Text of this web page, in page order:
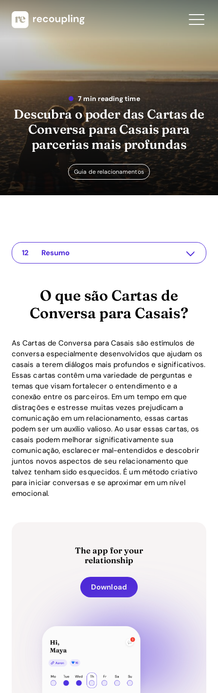
7 min reading time
Descubra o poder das Cartas de
Conversa para Casais para
parcerias mais profundas
Guia de relacionamentos
O que são Cartas de Conversa para Casais?
The app for your relationship
Como funcionam as Cartas de Conversa na prática?
Vantagens das Cartas de Conversa para Casais
Como o Recoupling integra as Cartas de Conversa para Casais em seu aplicativo?
Vantagens de ROI da utilização de cartas de conversa no relacionamento
Dicas práticas para usar as Cartas de Conversa para Casais
FAQs sobre Cartas de Conversa para Casais
Por que as conversas entre casais são importantes?
Essas cartas podem também resolver conflitos?
Com que frequência devem ser usadas as cartas?
Resumo
O que são Cartas de
Conversa para Casais?
As Cartas de Conversa para Casais são estímulos de
conversa especialmente desenvolvidos que ajudam os
casais a terem diálogos mais profundos e significativos.
Essas cartas contêm uma variedade de perguntas e
temas que visam fortalecer o entendimento e a
conexão entre os parceiros. Em um tempo em que
distrações e estresse muitas vezes prejudicam a
comunicação em um relacionamento, essas cartas
podem ser um auxílio valioso. Ao usar essas cartas, os
casais podem melhorar significativamente sua
comunicação, esclarecer mal-entendidos e descobrir
juntos novos aspectos de seu relacionamento que
talvez tenham sido esquecidos. É um método criativo
para iniciar conversas e se aproximar em um nível
emocional.
The app for your
relationship
Download